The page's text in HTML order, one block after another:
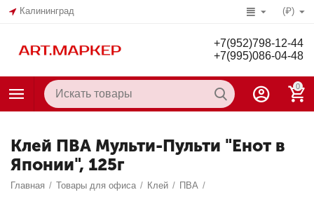
Калининград (₽)
+7(952)798-12-44
+7(995)086-04-48
0
Клей ПВА Мульти-Пульти "Енот в
Японии", 125г
Главная / Товары для офиса / Клей / ПВА /